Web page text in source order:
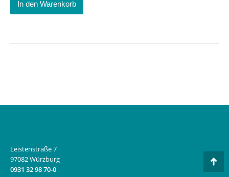
In den Warenkorb
Leistenstraße 7
97082 Würzburg
0931 32 98 70-0
Go